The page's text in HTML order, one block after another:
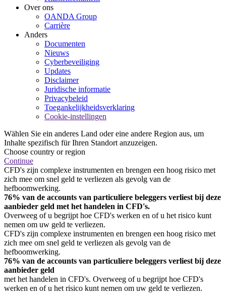
Over ons
OANDA Group
Carrière
Anders
Documenten
Nieuws
Cyberbeveiliging
Updates
Disclaimer
Juridische informatie
Privacybeleid
Toegankelijkheidsverklaring
Cookie-instellingen
Wählen Sie ein anderes Land oder eine andere Region aus, um
Inhalte spezifisch für Ihren Standort anzuzeigen.
Choose country or region
Continue
CFD's zijn complexe instrumenten en brengen een hoog risico met
zich mee om snel geld te verliezen als gevolg van de
hefboomwerking.
76% van de accounts van particuliere beleggers verliest bij deze
aanbieder geld met het handelen in CFD's.
Overweeg of u begrijpt hoe CFD's werken en of u het risico kunt
nemen om uw geld te verliezen.
CFD's zijn complexe instrumenten en brengen een hoog risico met
zich mee om snel geld te verliezen als gevolg van de
hefboomwerking.
76% van de accounts van particuliere beleggers verliest bij deze
aanbieder geld
met het handelen in CFD's. Overweeg of u begrijpt hoe CFD's
werken en of u het risico kunt nemen om uw geld te verliezen.